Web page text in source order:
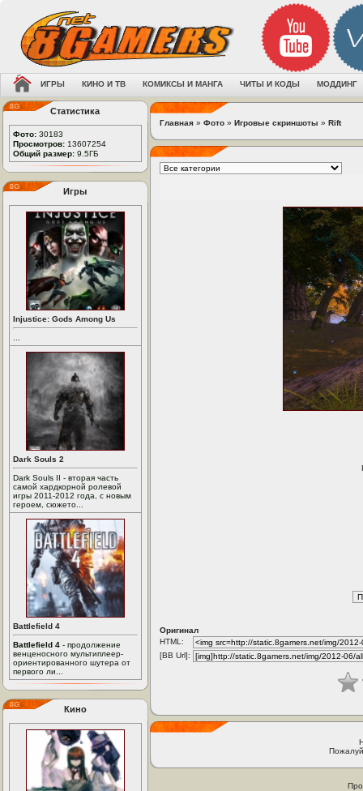
ИГРЫ КИНО И ТВ КОМИКСЫ И МАНГА ЧИТЫ И КОДЫ МОДДИНГ
Статистика
Фото: 30183
Просмотров: 13607254
Общий размер: 9.5ГБ
Игры
Injustice: Gods Among Us
Dark Souls 2
Dark Souls II - вторая часть
самой хардкорной ролевой
игры 2011-2012 года, с новым
героем, сюжето...
Battlefield 4
Battlefield 4 - продолжение
венценосного мультиплеер-
ориентированного шутера от
первого ли...
Кино
Главная » Фото » Игровые скриншоты » Rift
Оригинал
HTML:
[BB Url]: